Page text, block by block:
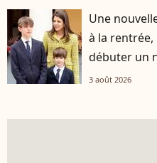
Une
à la rentrée,
débuter un
3 août 2026